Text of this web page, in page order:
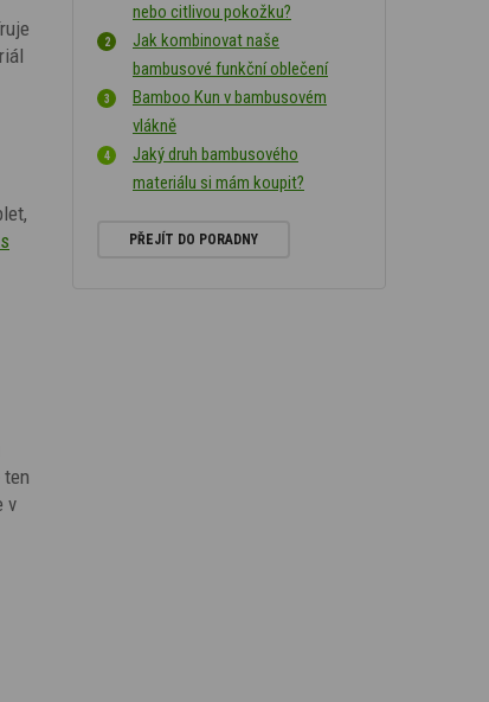
v
nebo citlivou pokožku?
Jak kombinovat naše
bambusové funkční oblečení
Bamboo Kun v bambusovém
vlákně
Jaký druh bambusového
materiálu si mám koupit?
PŘEJÍT DO PORADNY